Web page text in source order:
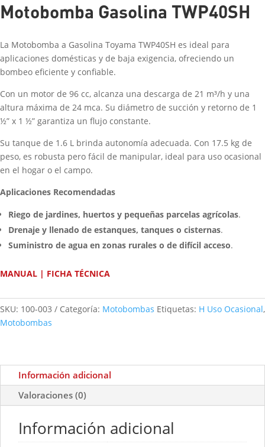
Motobomba Gasolina TWP40SH
La Motobomba a Gasolina Toyama TWP40SH es ideal para
aplicaciones domésticas y de baja exigencia, ofreciendo un
bombeo eficiente y confiable.
Con un motor de 96 cc, alcanza una descarga de 21 m³/h y una
altura máxima de 24 mca. Su diámetro de succión y retorno de 1
½” x 1 ½” garantiza un flujo constante.
Su tanque de 1.6 L brinda autonomía adecuada. Con 17.5 kg de
peso, es robusta pero fácil de manipular, ideal para uso ocasional
en el hogar o el campo.
Aplicaciones Recomendadas
Riego de jardines, huertos y pequeñas parcelas agrícolas.
Drenaje y llenado de estanques, tanques o cisternas.
Suministro de agua en zonas rurales o de difícil acceso.
MANUAL | FICHA TÉCNICA
SKU: 100-003 Categoría: Motobombas Etiquetas: H Uso Ocasional,
Motobombas
Información adicional
Valoraciones (0)
Información adicional